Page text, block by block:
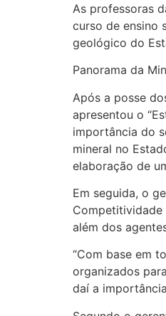
As professoras
curso de ensino
geológico do
Panorama da
Após a posse
apresentou o
importância do
mineral no
elaboração de
Em seguida, o
Competitividade
além dos
“Com base em
organizados
daí a